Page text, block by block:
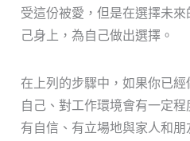
受這份被愛，但是在選擇未
己身上，為自己做出選擇。
在上列的步驟中，如果你已
自己、對工作環境會有一定
有自信、有立場地與家人和朋